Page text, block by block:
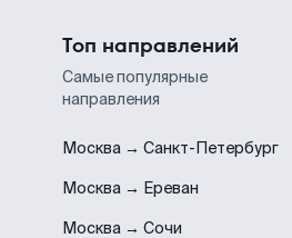
Топ направлений
Самые популярные
направления
Москва → Санкт-Петербург
Москва → Ереван
Москва → Сочи